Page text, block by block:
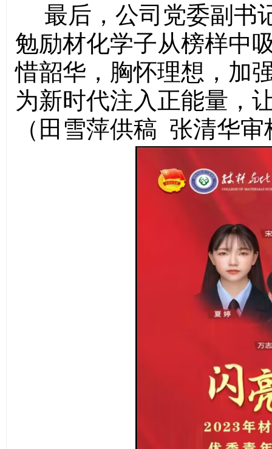
最后，公司党委副书
勉励材化学子从榜样中
惜韶华，胸怀理想，加
为新时代注入正能量，
（田雪萍供稿 张清华审